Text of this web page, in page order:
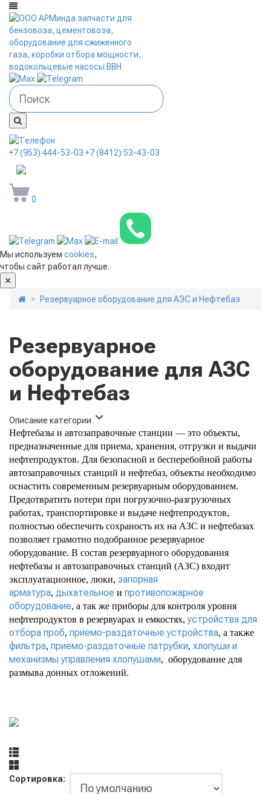
+7 (953) 444-53-03 +7 (8412) 53-43-03
0
Мы используем cookies,
чтобы сайт работал лучше.
Резервуарное оборудование для АЗС и Нефтебаз
Резервуарное
оборудование для АЗС
и Нефтебаз
Описание категории
Нефтебазы и автозаправочные станции — это объекты,
предназначенные для приема, хранения, отгрузки и выдачи
нефтепродуктов. Для безопасной и бесперебойной работы
автозаправочных станций и нефтебаз, объекты необходимо
оснастить современным резервуарным оборудованием.
Предотвратить потери при погрузочно-разгрузочных
работах, транспортировке и выдаче нефтепродуктов,
полностью обеспечить сохраность их на АЗС и нефтебазах
позволяет грамотно подобранное резервуарное
оборудование. В состав резервуарного оборудования
нефтебазы и автозаправочных станций (АЗС) входит
эксплуатационное, люки, запорная
арматура, дыхательное и противопожарное
оборудование, а так же приборы для контроля уровня
нефтепродуктов в резервуарах и емкостях,устройства для
отбора проб, приемо-раздаточные устройства, а также
фильтра, приемо-раздаточные патрубки, хлопуши и
механизмы управления хлопушами, оборудование для
размыва донных отложений.
Сортировка: